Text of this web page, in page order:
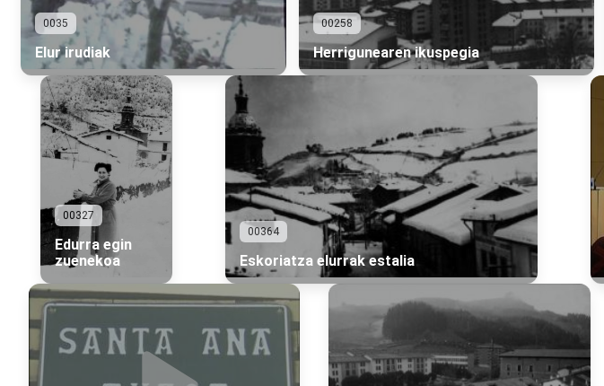
0035
Elur irudiak
00258
Herrigunearen ikuspegia
00327
Edurra egin
zuenekoa
00364
Eskoriatza elurrak estalia